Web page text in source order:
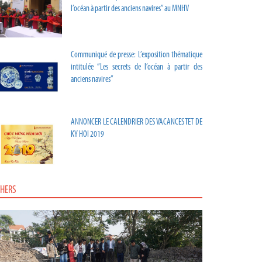
l’océan à partir des anciens navires” au MNHV
Communiqué de presse: L’exposition thématique
intitulée “Les secrets de l’océan à partir des
anciens navires”
ANNONCER LE CALENDRIER DES VACANCES TET DE
KY HOI 2019